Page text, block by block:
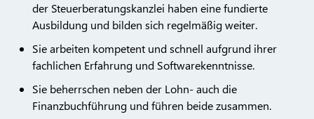
der Steuerberatungskanzlei haben eine fundierte
Ausbildung und bilden sich regelmäßig weiter.
Sie arbeiten kompetent und schnell aufgrund ihrer
fachlichen Erfahrung und Softwarekenntnisse.
Sie beherrschen neben der Lohn- auch die
Finanzbuchführung und führen beide zusammen.